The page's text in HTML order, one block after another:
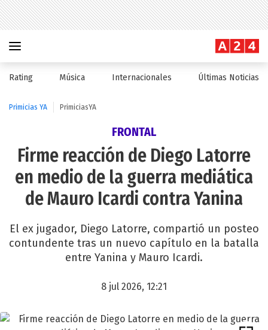
Rating Música Internacionales Últimas Noticias
Primicias YA PrimiciasYA
FRONTAL
Firme reacción de Diego Latorre
en medio de la guerra mediática
de Mauro Icardi contra Yanina
El ex jugador, Diego Latorre, compartió un posteo
contundente tras un nuevo capítulo en la batalla
entre Yanina y Mauro Icardi.
8 jul 2026, 12:21